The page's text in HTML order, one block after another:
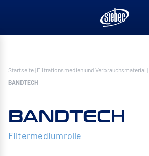
Startseite| Filtrationsmedien und Verbrauchsmaterial |
BANDTECH
BANDTECH
Filtermediumrolle